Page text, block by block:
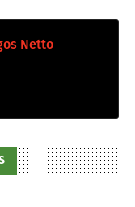
Netto